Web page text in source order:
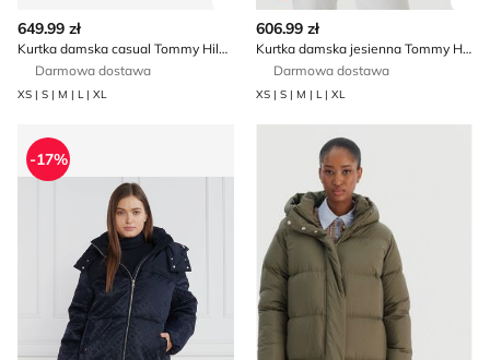
Zobacz szczegóły produktu
649.99 zł
Kurtka damska casual Tommy Hilfiger
Darmowa dostawa
XS | S | M | L | XL
606.99 zł
Kurtka damska jesienna Tommy Hilfiger
Darmowa dostawa
XS | S | M | L | XL
Kurtka damska casual Tommy Hilfiger
-17%
Kurtka damska Tommy